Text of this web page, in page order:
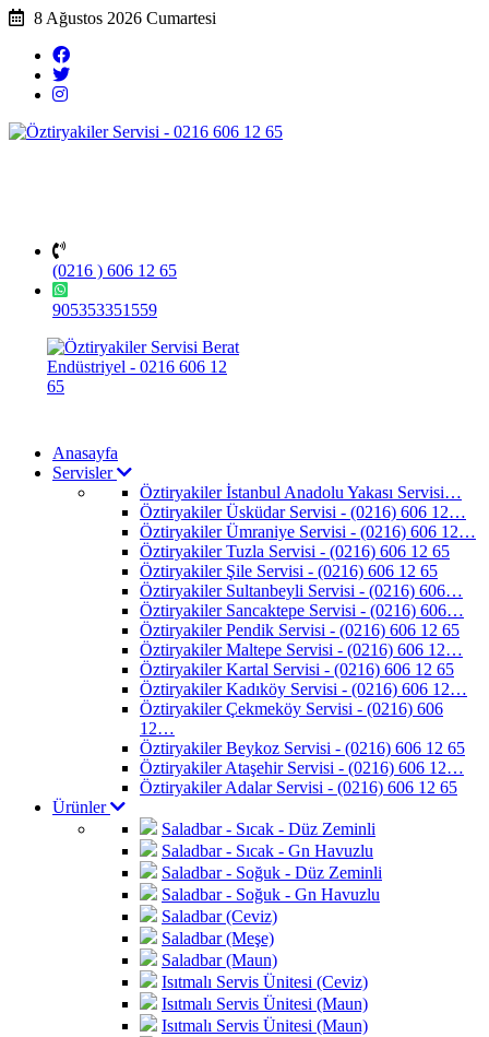
8 Ağustos 2026 Cumartesi
(0216 ) 606 12 65
905353351559
Anasayfa
Servisler
Öztiryakiler İstanbul Anadolu Yakası Servisi…
Öztiryakiler Üsküdar Servisi - (0216) 606 12…
Öztiryakiler Ümraniye Servisi - (0216) 606 12…
Öztiryakiler Tuzla Servisi - (0216) 606 12 65
Öztiryakiler Şile Servisi - (0216) 606 12 65
Öztiryakiler Sultanbeyli Servisi - (0216) 606…
Öztiryakiler Sancaktepe Servisi - (0216) 606…
Öztiryakiler Pendik Servisi - (0216) 606 12 65
Öztiryakiler Maltepe Servisi - (0216) 606 12…
Öztiryakiler Kartal Servisi - (0216) 606 12 65
Öztiryakiler Kadıköy Servisi - (0216) 606 12…
Öztiryakiler Çekmeköy Servisi - (0216) 606
12…
Öztiryakiler Beykoz Servisi - (0216) 606 12 65
Öztiryakiler Ataşehir Servisi - (0216) 606 12…
Öztiryakiler Adalar Servisi - (0216) 606 12 65
Ürünler
Saladbar - Sıcak - Düz Zeminli
Saladbar - Sıcak - Gn Havuzlu
Saladbar - Soğuk - Düz Zeminli
Saladbar - Soğuk - Gn Havuzlu
Saladbar (Ceviz)
Saladbar (Meşe)
Saladbar (Maun)
Isıtmalı Servis Ünitesi (Ceviz)
Isıtmalı Servis Ünitesi (Maun)
Isıtmalı Servis Ünitesi (Maun)